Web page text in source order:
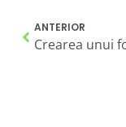
ANTERIOR